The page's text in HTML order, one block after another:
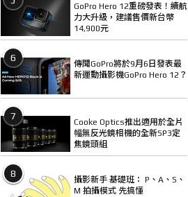
GoPro Hero 12重磅發表！續航
力大升級，建議售價新台幣
14,900元
6
傳聞GoPro將於9月6日發表最
新運動攝影機GoPro Hero 12？
7
Cooke Optics推出適用於全片
幅無反光鏡相機的全新SP3定
焦鏡頭組
8
攝影新手 基礎班： P、A、S、
M 拍攝模式 先搞懂